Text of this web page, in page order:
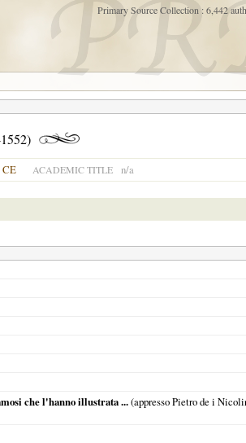
Primary Source Collection : 6,442
CE ACADEMIC TITLE n/a
che l'hanno illustrata ...(appresso Pietro de i